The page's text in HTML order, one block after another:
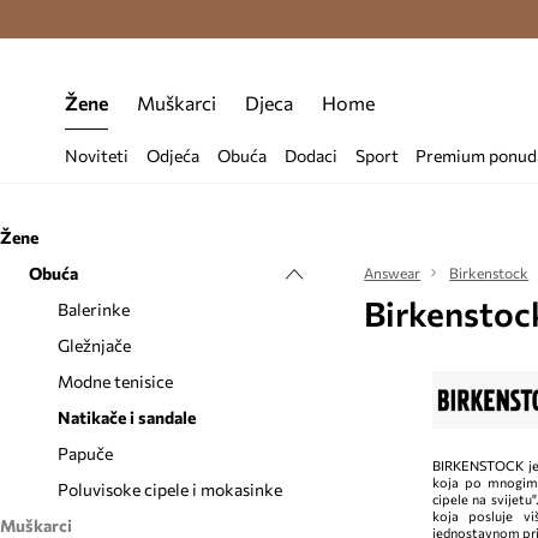
Besplatna
Žene Muškarci Djeca Home
Noviteti Odjeća Obuća Dodaci Sport Premium
Žene
Obuća
Balerinke
Gležnjače
Modne tenisice
Natikače i sandale
Papuče
Poluvisoke cipele i mokasinke
Muškarci
Answear Birkenstock
BIRKENSTOCK
koja po
cipele na
koja posluje
jednostavnom